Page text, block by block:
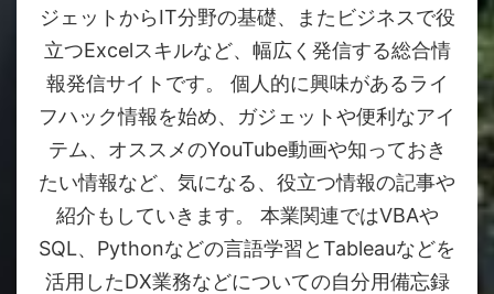
ジェットからIT分野の基礎、またビジネスで役
立つExcelスキルなど、幅広く発信する総合情
報発信サイトです。 個人的に興味があるライ
フハック情報を始め、ガジェットや便利なアイ
テム、オススメのYouTube動画や知っておき
たい情報など、気になる、役立つ情報の記事や
紹介もしていきます。 本業関連ではVBAや
SQL、Pythonなどの言語学習とTableauなどを
活用したDX業務などについての自分用備忘録